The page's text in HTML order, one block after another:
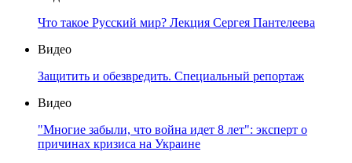
Что такое Русский мир? Лекция Сергея Пантелеева
Видео
Защитить и обезвредить. Специальный репортаж
Видео
"Многие забыли, что война идет 8 лет": эксперт о
причинах кризиса на Украине